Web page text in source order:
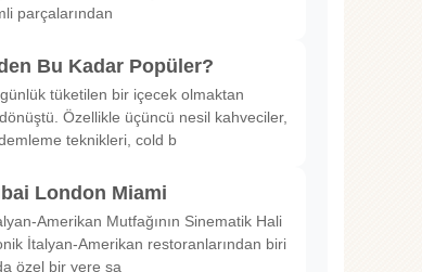
parçalarından
Bu Kadar Popüler?
tüketilen bir içecek olmaktan
Özellikle üçüncü nesil kahveciler,
teknikleri, cold b
London Miami
Amerikan Mutfağının Sinematik Hali
İtalyan-Amerikan restoranlarından biri
özel bir yere sa